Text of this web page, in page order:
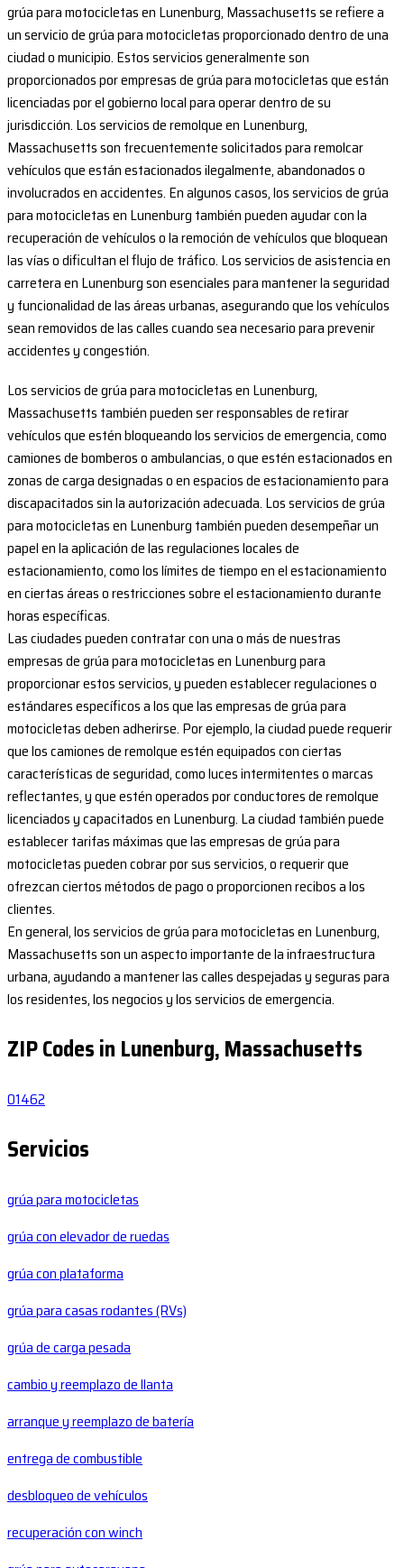
grúa para motocicletas en Lunenburg, Massachusetts se refiere a
un servicio de grúa para motocicletas proporcionado dentro de una
ciudad o municipio. Estos servicios generalmente son
proporcionados por empresas de grúa para motocicletas que están
licenciadas por el gobierno local para operar dentro de su
jurisdicción. Los servicios de remolque en Lunenburg,
Massachusetts son frecuentemente solicitados para remolcar
vehículos que están estacionados ilegalmente, abandonados o
involucrados en accidentes. En algunos casos, los servicios de grúa
para motocicletas en Lunenburg también pueden ayudar con la
recuperación de vehículos o la remoción de vehículos que bloquean
las vías o dificultan el flujo de tráfico. Los servicios de asistencia en
carretera en Lunenburg son esenciales para mantener la seguridad
y funcionalidad de las áreas urbanas, asegurando que los vehículos
sean removidos de las calles cuando sea necesario para prevenir
accidentes y congestión.
Los servicios de grúa para motocicletas en Lunenburg,
Massachusetts también pueden ser responsables de retirar
vehículos que estén bloqueando los servicios de emergencia, como
camiones de bomberos o ambulancias, o que estén estacionados en
zonas de carga designadas o en espacios de estacionamiento para
discapacitados sin la autorización adecuada. Los servicios de grúa
para motocicletas en Lunenburg también pueden desempeñar un
papel en la aplicación de las regulaciones locales de
estacionamiento, como los límites de tiempo en el estacionamiento
en ciertas áreas o restricciones sobre el estacionamiento durante
horas específicas.
Las ciudades pueden contratar con una o más de nuestras
empresas de grúa para motocicletas en Lunenburg para
proporcionar estos servicios, y pueden establecer regulaciones o
estándares específicos a los que las empresas de grúa para
motocicletas deben adherirse. Por ejemplo, la ciudad puede requerir
que los camiones de remolque estén equipados con ciertas
características de seguridad, como luces intermitentes o marcas
reflectantes, y que estén operados por conductores de remolque
licenciados y capacitados en Lunenburg. La ciudad también puede
establecer tarifas máximas que las empresas de grúa para
motocicletas pueden cobrar por sus servicios, o requerir que
ofrezcan ciertos métodos de pago o proporcionen recibos a los
clientes.
En general, los servicios de grúa para motocicletas en Lunenburg,
Massachusetts son un aspecto importante de la infraestructura
urbana, ayudando a mantener las calles despejadas y seguras para
los residentes, los negocios y los servicios de emergencia.
ZIP Codes in Lunenburg, Massachusetts
01462
Servicios
grúa para motocicletas
grúa con elevador de ruedas
grúa con plataforma
grúa para casas rodantes (RVs)
grúa de carga pesada
cambio y reemplazo de llanta
arranque y reemplazo de batería
entrega de combustible
desbloqueo de vehículos
recuperación con winch